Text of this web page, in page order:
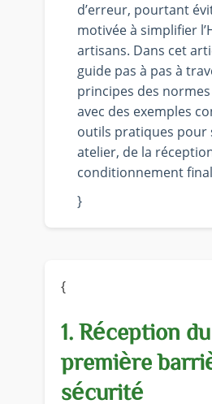
d’erreur, pourtant
motivée à simplifier
artisans. Dans cet
guide pas à pas à
principes des
avec des exemples
outils pratiques pour
atelier, de la
conditionnement
}
{
1. Réception
première
sécurité